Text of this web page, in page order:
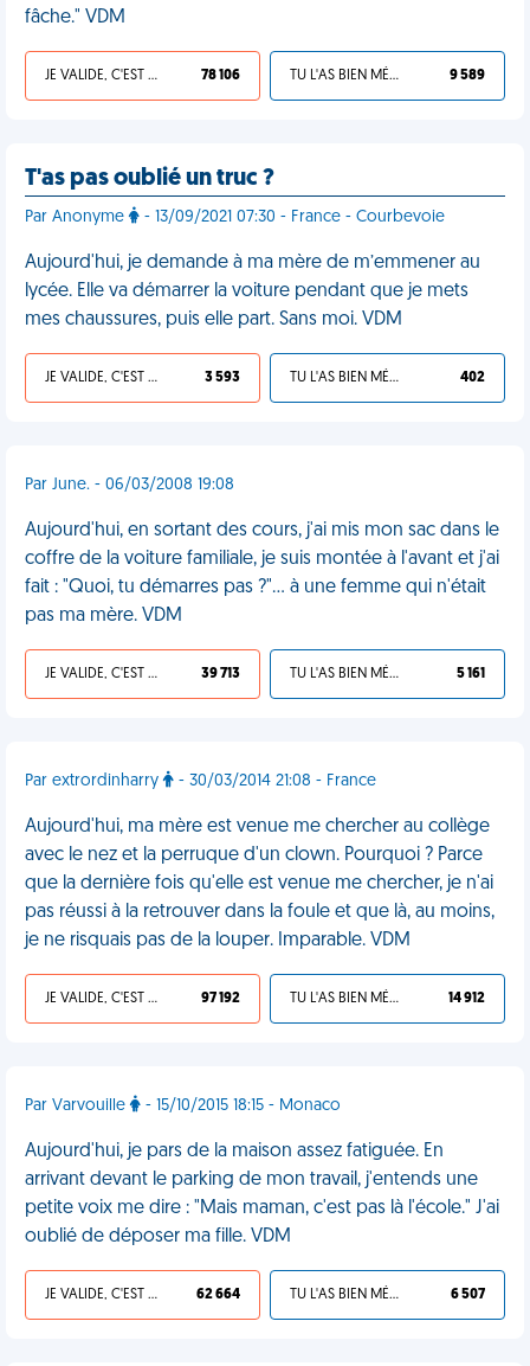
fâche." VDM
JE VALIDE, C'EST UNE VDM 78 106 TU L'AS BIEN MÉRITÉ 9 589
T'as pas oublié un truc ?
Par Anonyme - 13/09/2021 07:30 - France - Courbevoie
Aujourd'hui, je demande à ma mère de m’emmener au
lycée. Elle va démarrer la voiture pendant que je mets
mes chaussures, puis elle part. Sans moi. VDM
JE VALIDE, C'EST UNE VDM 3 593 TU L'AS BIEN MÉRITÉ 402
Par June. - 06/03/2008 19:08
Aujourd'hui, en sortant des cours, j'ai mis mon sac dans le
coffre de la voiture familiale, je suis montée à l'avant et j'ai
fait : "Quoi, tu démarres pas ?"... à une femme qui n'était
pas ma mère. VDM
JE VALIDE, C'EST UNE VDM 39 713 TU L'AS BIEN MÉRITÉ 5 161
Par extrordinharry - 30/03/2014 21:08 - France
Aujourd'hui, ma mère est venue me chercher au collège
avec le nez et la perruque d'un clown. Pourquoi ? Parce
que la dernière fois qu'elle est venue me chercher, je n'ai
pas réussi à la retrouver dans la foule et que là, au moins,
je ne risquais pas de la louper. Imparable. VDM
JE VALIDE, C'EST UNE VDM 97 192 TU L'AS BIEN MÉRITÉ 14 912
Par Varvouille - 15/10/2015 18:15 - Monaco
Aujourd'hui, je pars de la maison assez fatiguée. En
arrivant devant le parking de mon travail, j'entends une
petite voix me dire : "Mais maman, c'est pas là l'école." J'ai
oublié de déposer ma fille. VDM
JE VALIDE, C'EST UNE VDM 62 664 TU L'AS BIEN MÉRITÉ 6 507